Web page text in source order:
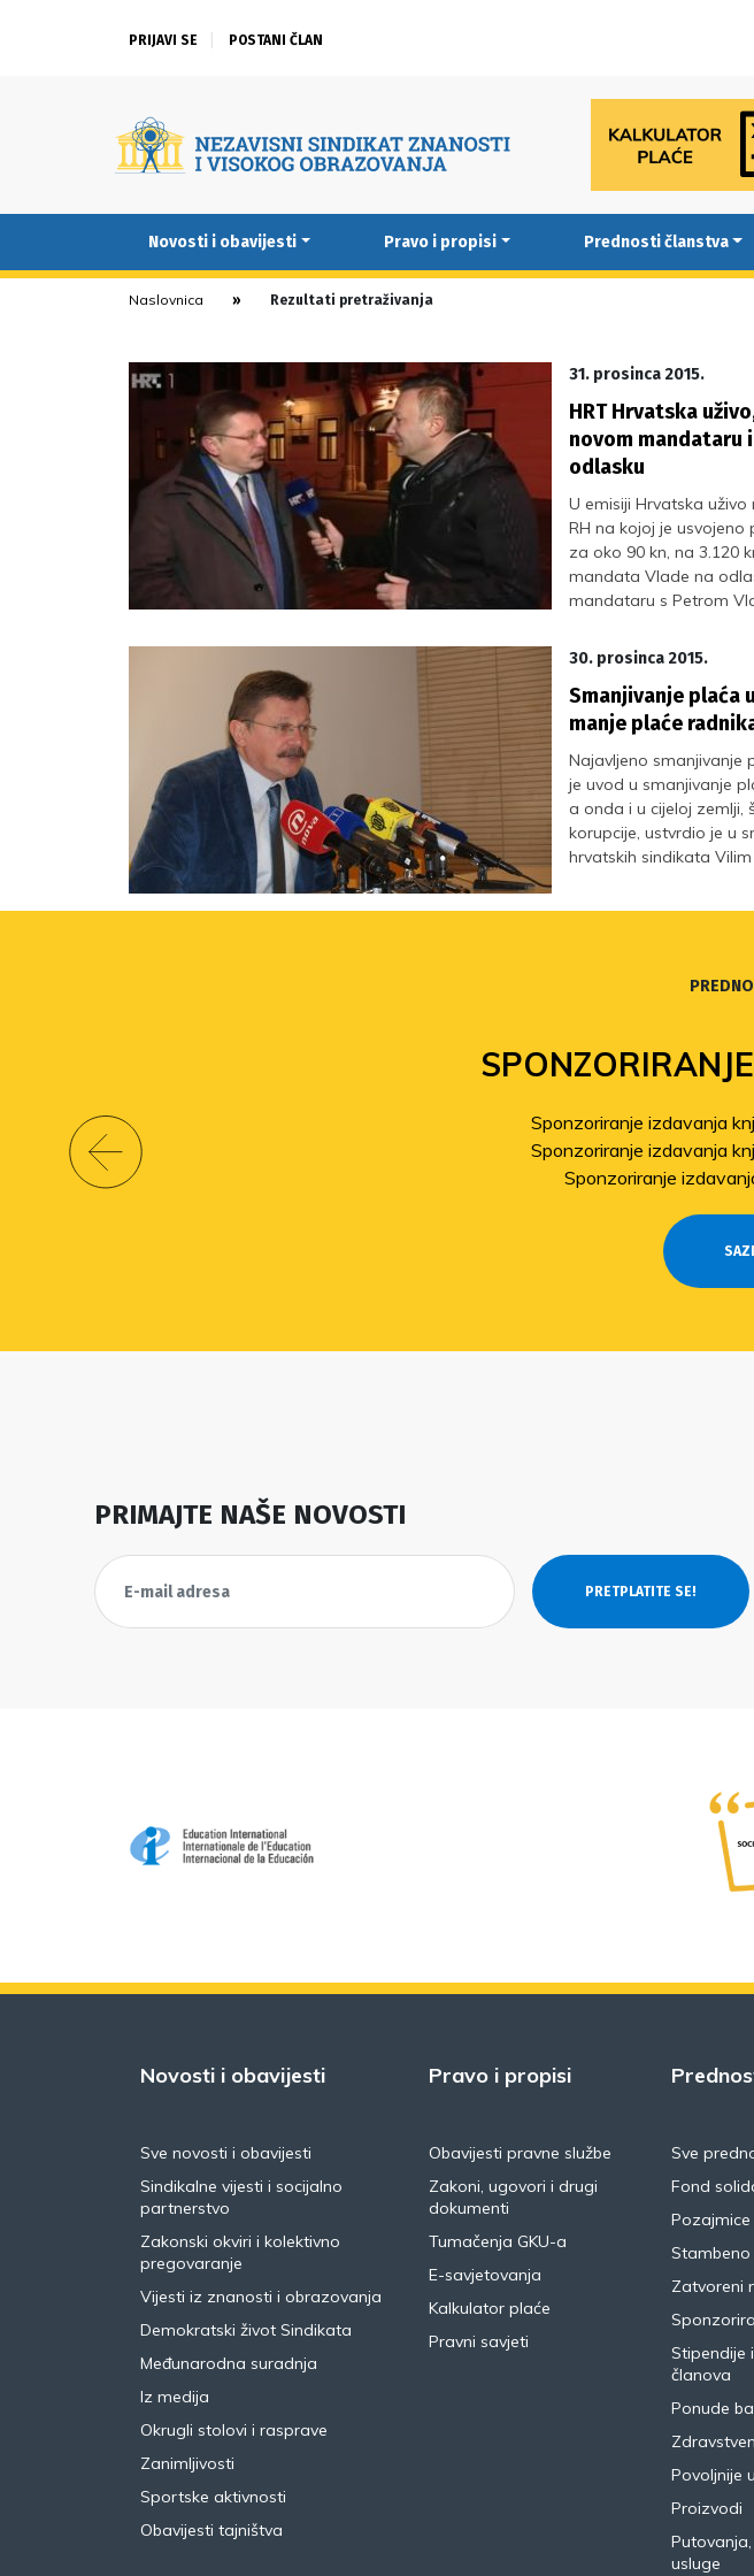
PRIJAVI SE POSTANI ČLAN
Novosti i obavijesti Pravo i propisi Prednosti članstva
Naslovnica Rezultati pretraživanja
31. prosinca 2015.
HRT Hrvatska
novom mandataru
odlasku
U emisiji Hrvatska
RH na kojoj je
za oko 90 kn, na 3.120
mandata Vlade na
mandataru s Petrom
30. prosinca 2015.
Smanjivanje plaća
manje plaće
Najavljeno smanjivanje
je uvod u smanjivanje
a onda i u cijeloj
korupcije, ustvrdio je u
hrvatskih sindikata Vilim
Sponzoriranje izdavanja
Sponzoriranje izdavanja
Sponzoriranje
PRIMAJTE NAŠE NOVOSTI
Novosti i obavijesti
Sve novosti i obavijesti
Sindikalne vijesti i socijalno
partnerstvo
Zakonski okviri i kolektivno
pregovaranje
Vijesti iz znanosti i obrazovanja
Demokratski život Sindikata
Međunarodna suradnja
Iz medija
Okrugli stolovi i rasprave
Zanimljivosti
Sportske aktivnosti
Obavijesti tajništva
Pravo i propisi
Obavijesti pravne službe
Zakoni, ugovori i drugi
dokumenti
Tumačenja GKU-a
E-savjetovanja
Kalkulator plaće
Pravni savjeti
Sve
Fond
Zatvoreni
Stipendije
članova
Ponude
Povoljnije
Proizvodi
usluge